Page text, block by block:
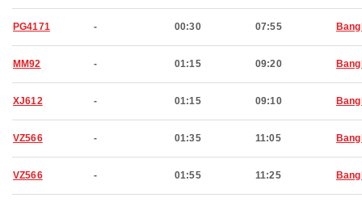
PG4171 - 00:30 07:55
MM92 - 01:15 09:20
XJ612 - 01:15 09:10
VZ566 - 01:35 11:05
VZ566 - 01:55 11:25